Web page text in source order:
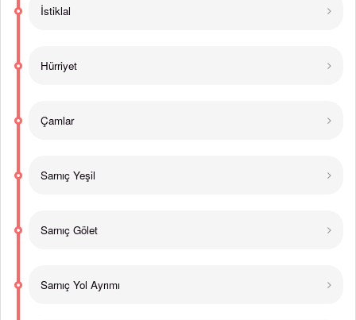
İstiklal
Hürriyet
Çamlar
Sarnıç Yeşil
Sarnıç Gölet
Sarnıç Yol Ayrımı